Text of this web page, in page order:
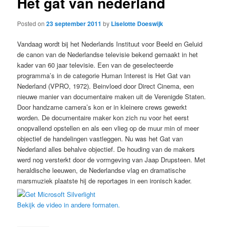
Posted on23 september 2011 by Liselotte Doeswijk
Vandaag wordt bij het Nederlands Instituut voor Beeld en Geluid
de canon van de Nederlandse televisie bekend gemaakt in het
kader van 60 jaar televisie. Een van de geselecteerde
programma’s in de categorie Human Interest is Het Gat van
Nederland (VPRO, 1972). Beinvloed door Direct Cinema, een
nieuwe manier van documentaire maken uit de Verenigde Staten.
Door handzame camera’s kon er in kleinere crews gewerkt
worden. De documentaire maker kon zich nu voor het eerst
onopvallend opstellen en als een vlieg op de muur min of meer
objectief de handelingen vastleggen. Nu was het Gat van
Nederland alles behalve objectief. De houding van de makers
werd nog versterkt door de vormgeving van Jaap Drupsteen. Met
heraldische leeuwen, de Nederlandse vlag en dramatische
marsmuziek plaatste hij de reportages in een ironisch kader.
Bekijk de video in andere formaten.